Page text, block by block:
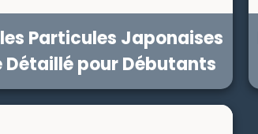
Particules Japonaises
Détaillé pour Débutants